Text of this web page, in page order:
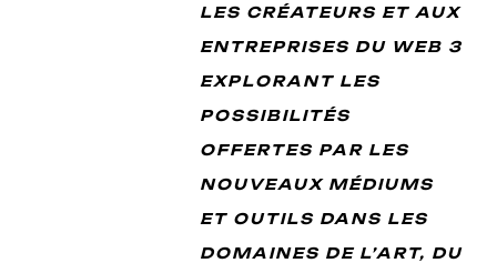
LES CRÉATEURS ET AUX
ENTREPRISES DU WEB 3
EXPLORANT LES
POSSIBILITÉS
OFFERTES PAR LES
NOUVEAUX MÉDIUMS
ET OUTILS DANS LES
DOMAINES DE L’ART, DU